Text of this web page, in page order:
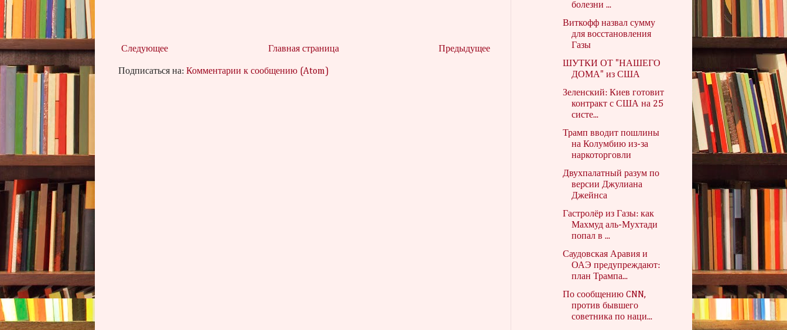
Следующее Предыдущее
Главная страница
Подписаться на: Комментарии к сообщению (Atom)
болезни ...
Виткофф назвал сумму
для восстановления
Газы
ШУТКИ ОТ "НАШЕГО
ДОМА" из США
Зеленский: Киев готовит
контракт с США на 25
систе...
Трамп вводит пошлины
на Колумбию из-за
наркоторговли
Двухпалатный разум по
версии Джулиана
Джейнса
Гастролёр из Газы: как
Махмуд аль-Мухтади
попал в ...
Саудовская Аравия и
ОАЭ предупреждают:
план Трампа...
По сообщению CNN,
против бывшего
советника по наци...